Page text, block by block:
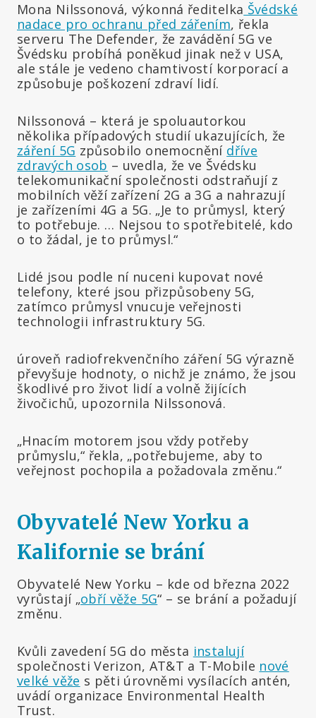
Mona Nilssonová, výkonná ředitelka Švédské
nadace pro ochranu před zářením, řekla
serveru The Defender, že zavádění 5G ve
Švédsku probíhá poněkud jinak než v USA,
ale stále je vedeno chamtivostí korporací a
způsobuje poškození zdraví lidí.
Nilssonová – která je spoluautorkou
několika případových studií ukazujících, že
záření 5G způsobilo onemocnění dříve
zdravých osob – uvedla, že ve Švédsku
telekomunikační společnosti odstraňují z
mobilních věží zařízení 2G a 3G a nahrazují
je zařízeními 4G a 5G. „Je to průmysl, který
to potřebuje. … Nejsou to spotřebitelé, kdo
o to žádal, je to průmysl.“
Lidé jsou podle ní nuceni kupovat nové
telefony, které jsou přizpůsobeny 5G,
zatímco průmysl vnucuje veřejnosti
technologii infrastruktury 5G.
úroveň radiofrekvenčního záření 5G výrazně
převyšuje hodnoty, o nichž je známo, že jsou
škodlivé pro život lidí a volně žijících
živočichů, upozornila Nilssonová.
„Hnacím motorem jsou vždy potřeby
průmyslu,“ řekla, „potřebujeme, aby to
veřejnost pochopila a požadovala změnu.“
Obyvatelé New Yorku a
Kalifornie se brání
Obyvatelé New Yorku – kde od března 2022
vyrůstají „obří věže 5G“ – se brání a požadují
změnu.
Kvůli zavedení 5G do města instalují
společnosti Verizon, AT&T a T-Mobile nové
velké věže s pěti úrovněmi vysílacích antén,
uvádí organizace Environmental Health
Trust.